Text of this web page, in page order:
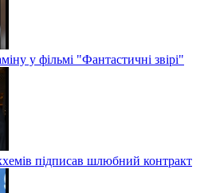
у фільмі "Фантастичні звірі"
підписав шлюбний контракт